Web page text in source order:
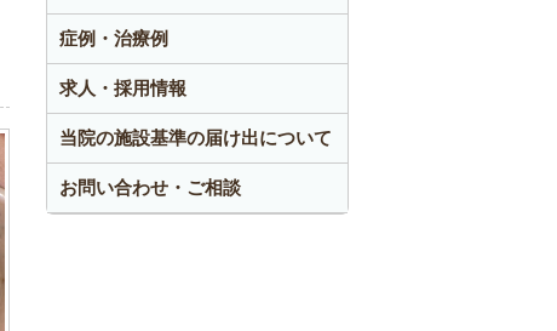
症例・治療例
求人・採用情報
当院の施設基準の届け出について
お問い合わせ・ご相談